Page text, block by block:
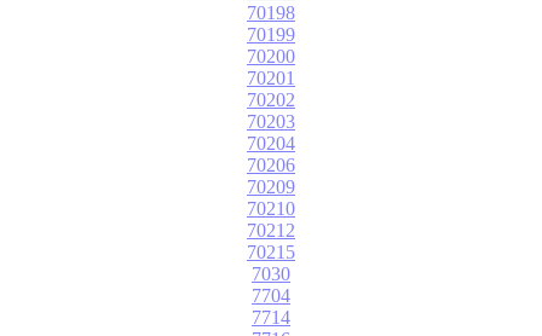
70198
70199
70200
70201
70202
70203
70204
70206
70209
70210
70212
70215
7030
7704
7714